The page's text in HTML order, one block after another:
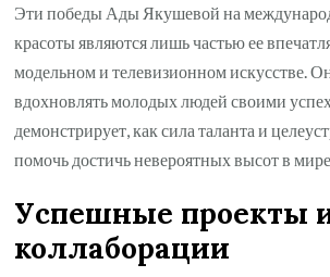
Эти победы Ады Якушевой на
красоты являются лишь частью ее
модельном и телевизионном искусстве.
вдохновлять молодых людей своими
демонстрирует, как сила таланта и
помочь достичь невероятных высот в
Успешные проекты
коллаборации